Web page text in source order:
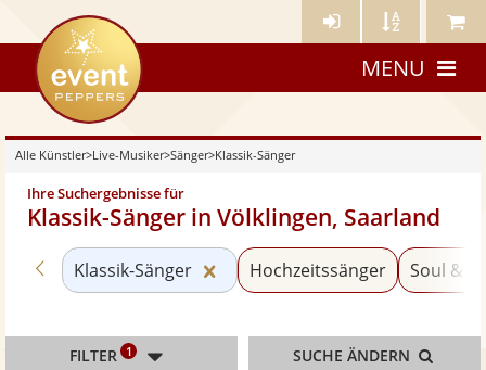
Künstler- Künstler Meine
eventpeppers
MENU
Alle Künstler>Live-Musiker>Sänger>Klassik-Sänger
Ihre Suchergebnisse für
Klassik-Sänger in Völklingen, Saarland
Zurück zu «Sänger»
Klassik-Sänger Kategorie «Klassik-Sänger»
Hochzeitssänger Soul &
FILTER 1 SUCHE ÄNDERN